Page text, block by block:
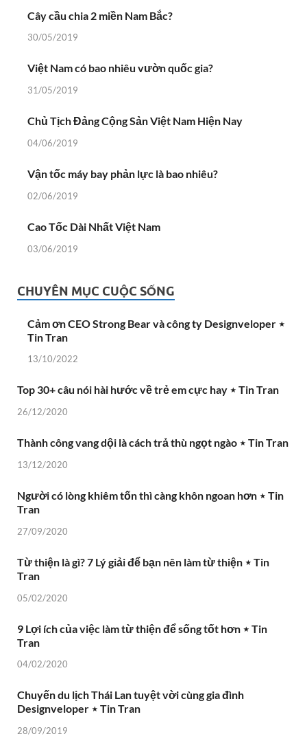
Cây cầu chia 2 miền Nam Bắc?
30/05/2019
Việt Nam có bao nhiêu vườn quốc gia?
31/05/2019
Chủ Tịch Đảng Cộng Sản Việt Nam Hiện Nay
04/06/2019
Vận tốc máy bay phản lực là bao nhiêu?
02/06/2019
Cao Tốc Dài Nhất Việt Nam
03/06/2019
CHUYÊN MỤC CUỘC SỐNG
Cảm ơn CEO Strong Bear và công ty Designveloper ⋆
Tin Tran
13/10/2022
Top 30+ câu nói hài hước về trẻ em cực hay ⋆ Tin Tran
26/12/2020
Thành công vang dội là cách trả thù ngọt ngào ⋆ Tin Tran
13/12/2020
Người có lòng khiêm tốn thì càng khôn ngoan hơn ⋆ Tin
Tran
27/09/2020
Từ thiện là gì? 7 Lý giải để bạn nên làm từ thiện ⋆ Tin
Tran
05/02/2020
9 Lợi ích của việc làm từ thiện để sống tốt hơn ⋆ Tin
Tran
04/02/2020
Chuyến du lịch Thái Lan tuyệt vời cùng gia đình
Designveloper ⋆ Tin Tran
28/09/2019